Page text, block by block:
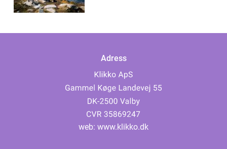
Adress
web: www.klikko.dk